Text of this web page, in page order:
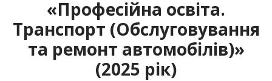
«Професійна освіта.
Транспорт (Обслуговування
та ремонт автомобілів)»
(2025 рік)